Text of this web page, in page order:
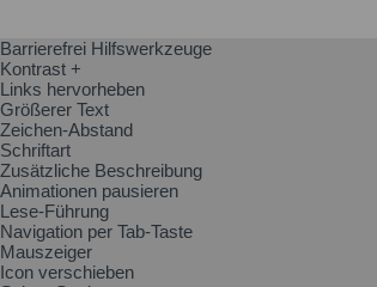
Barrierefrei Hilfswerkzeuge
Kontrast +
Links hervorheben
Größerer Text
Zeichen-Abstand
Schriftart
Zusätzliche Beschreibung
Animationen pausieren
Lese-Führung
Navigation per Tab-Taste
Mauszeiger
Icon verschieben